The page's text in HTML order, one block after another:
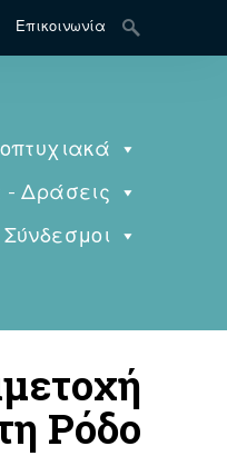
Επικοινωνία
Search
for:
- Δράσεις
Ρόδο